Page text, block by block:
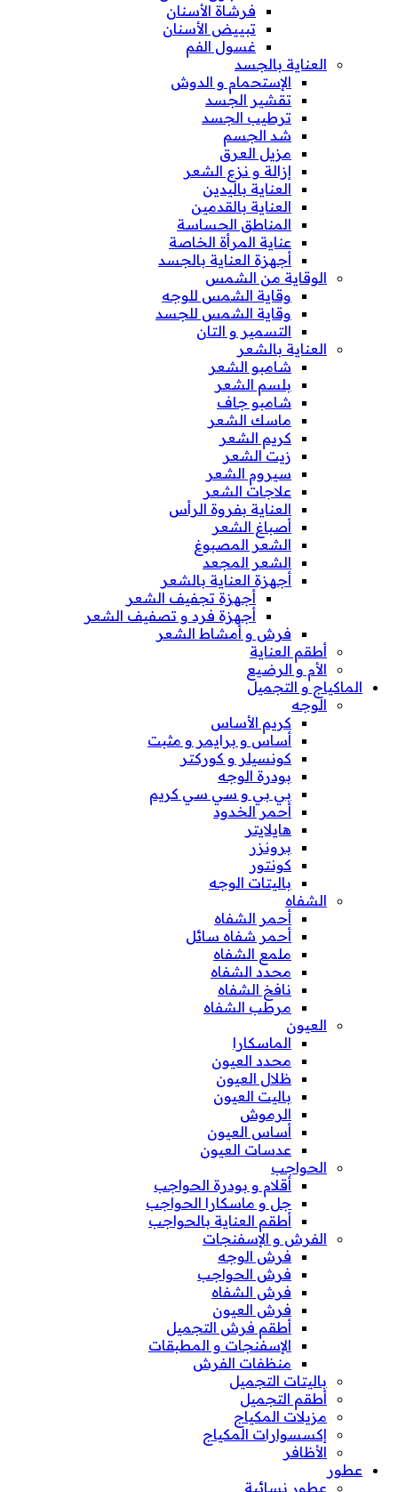
فرشاة الأسنان
تبييض الأسنان
غسول الفم
العناية بالجسد
الإستحمام و الدوش
تقشير الجسد
ترطيب الجسد
شد الجسم
مزيل العرق
إزالة و نزع الشعر
العناية باليدين
العناية بالقدمين
المناطق الحساسة
عناية المرأة الخاصة
أجهزة العناية بالجسد
الوقاية من الشمس
وقاية الشمس للوجه
وقاية الشمس للجسد
التسمير و التان
العناية بالشعر
شامبو الشعر
بلسم الشعر
شامبو جاف
ماسك الشعر
كريم الشعر
زيت الشعر
سيروم الشعر
علاجات الشعر
العناية بفروة الرأس
أصباغ الشعر
الشعر المصبوغ
الشعر المجعد
أجهزة العناية بالشعر
أجهزة تجفيف الشعر
أجهزة فرد و تصفيف الشعر
فرش و أمشاط الشعر
أطقم العناية
الأم و الرضيع
الماكياج و التجميل
الوجه
كريم الأساس
أساس و برايمر و مثبت
كونسيلر و كوركتر
بودرة الوجه
بي بي و سي سي كريم
أحمر الخدود
هايلايتر
برونزر
كونتور
باليتات الوجه
الشفاه
أحمر الشفاه
أحمر شفاه سائل
ملمع الشفاه
محدد الشفاه
نافخ الشفاه
مرطب الشفاه
العيون
الماسكارا
محدد العيون
ظلال العيون
باليت العيون
الرموش
أساس العيون
عدسات العيون
الحواجب
أقلام و بودرة الحواجب
جل و ماسكارا الحواجب
أطقم العناية بالحواجب
الفرش و الإسفنجات
فرش الوجه
فرش الحواجب
فرش الشفاه
فرش العيون
أطقم فرش التجميل
الإسفنجات و المطبقات
منظفات الفرش
باليتات التجميل
أطقم التجميل
مزيلات المكياج
إكسسوارات المكياج
الأظافر
عطور
عطور نسائية